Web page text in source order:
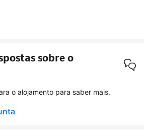
sobre o
o alojamento para saber mais.